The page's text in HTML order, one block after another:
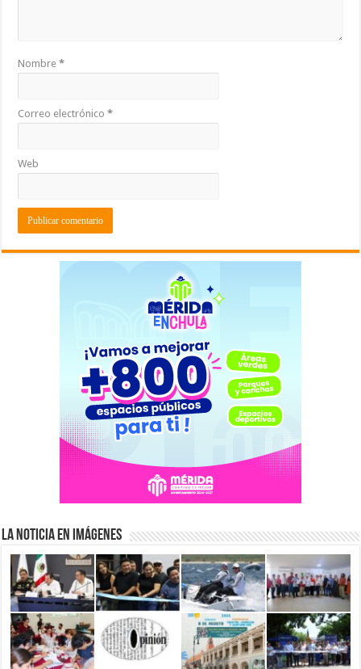
Nombre*
Correo electrónico*
Web
La Noticia en Imágenes